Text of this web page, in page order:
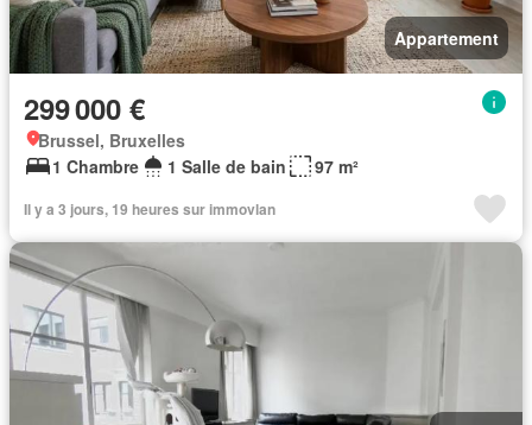
Appartement
299 000 €
Brussel, Bruxelles
1 Chambre
1 Salle de bain 97 m²
Il y a 3 jours, 19 heures sur immovlan